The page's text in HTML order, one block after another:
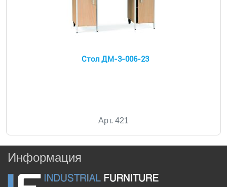
Стол ДМ-3-006-23
Арт. 421
Информация